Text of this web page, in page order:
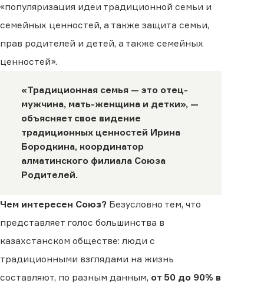
«популяризация идеи традиционной семьи и
семейных ценностей, а также защита семьи,
прав родителей и детей, а также семейных
ценностей».
«Традиционная семья — это отец-
мужчина, мать-женщина и детки», —
объясняет свое видение
традиционных ценностей Ирина
Бородкина, координатор
алматинского филиала Союза
Родителей.
Чем интересен Союз? Безусловно тем, что
представляет голос большинства в
казахстанском обществе: люди с
традиционными взглядами на жизнь
составляют, по разным данным, от 50 до 90% в